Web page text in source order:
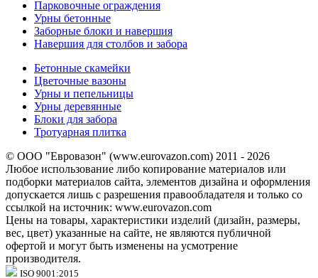
Парковочные ограждения
Урны бетонные
Заборные блоки и навершия
Навершия для столбов и забора
Бетонные скамейки
Цветочные вазоны
Урны и пепельницы
Урны деревянные
Блоки для забора
Тротуарная плитка
© ООО "Евровазон" (www.eurovazon.com) 2011 - 2026
Любое использование либо копирование материалов или
подборки материалов сайта, элементов дизайна и оформления
допускается лишь с разрешения правообладателя и только со
ссылкой на источник: www.eurovazon.com
Цены на товары, характеристики изделий (дизайн, размеры,
вес, цвет) указанные на сайте, не являются публичной
офертой и могут быть изменены на усмотрение
производителя.
ISO 9001:2015